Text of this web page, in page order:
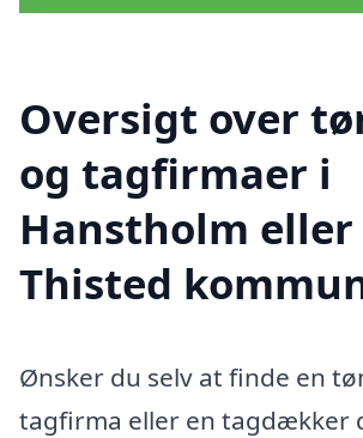
Oversigt over
og tagfirmaer i
Hanstholm eller
Thisted
Ønsker du selv at finde en
tagfirma eller en tagdækker